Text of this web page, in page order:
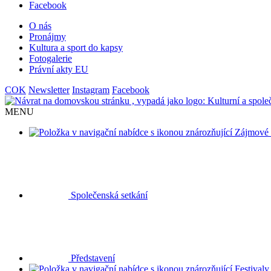
Facebook
O nás
Pronájmy
Kultura a sport do kapsy
Fotogalerie
Právní akty EU
COK Newsletter Instagram Facebook
MENU
Společenská setkání
Představení
Festivaly